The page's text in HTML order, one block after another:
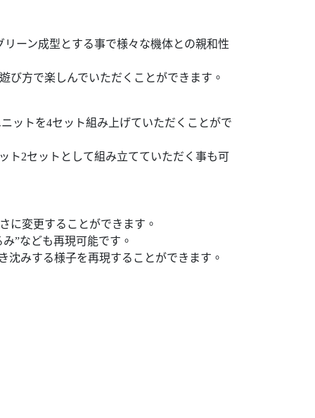
ーン成型とする事で様々な機体との親和性
び方で楽しんでいただくことができます。
ットを4セット組み上げていただくことがで
ト2セットとして組み立てていただく事も可
に変更することができます。
”なども再現可能です。
みする様子を再現することができます。